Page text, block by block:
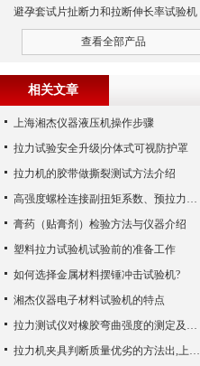
避孕套试片扯断力和拉断伸长率试验机
查看全部产品
相关文章
上海湘杰仪器液压机操作步骤
拉力试验安全升级|分体式可视防护罩
拉力机的胶带做撕裂测试方法介绍
高强度螺栓连接副扭矩系数、预拉力、抗滑移系数检测细则
膏药（贴膏剂）检验方法与仪器介绍
塑料拉力试验机试验前的准备工作
如何选择金属材料摆锤冲击试验机?
湘杰仪器电子材料试验机的特点
拉力测试仪对橡胶弯曲强度的测定及橡胶试样要求概述：
拉力机夹具判断质量优劣的方法出,上海湘杰